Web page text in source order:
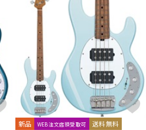
新品 WEB注文店頭受取可 送料無料